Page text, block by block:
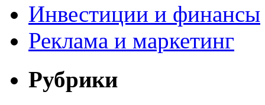
Инвестиции и финансы
Реклама и маркетинг
Рубрики